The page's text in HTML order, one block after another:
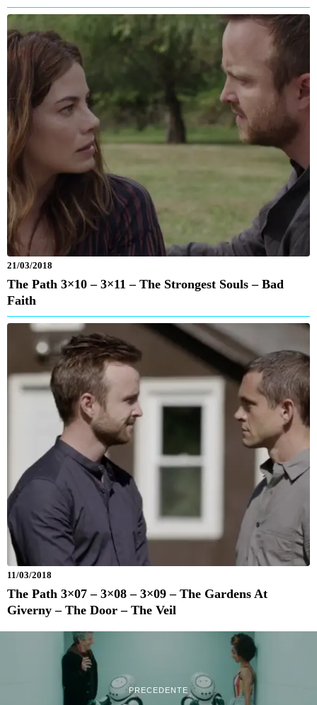
21/03/2018
The Path 3×10 – 3×11 – The Strongest Souls – Bad
Faith
11/03/2018
The Path 3×07 – 3×08 – 3×09 – The Gardens At
Giverny – The Door – The Veil
PRECEDENTE